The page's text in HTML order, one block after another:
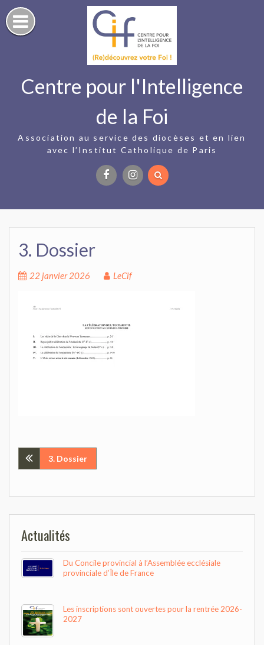
Skip
to
content
Centre pour l'Intelligence
de la Foi
Association au service des diocèses et en lien
avec l’Institut Catholique de Paris
3. Dossier
22 janvier 2026 LeCif
Navigation
l’article
3. Dossier
Actualités
Du Concile provincial à l’Assemblée ecclésiale
provinciale d’Île de France
Les inscriptions sont ouvertes pour la rentrée 2026-
2027